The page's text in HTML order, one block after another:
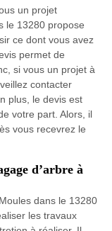
un projet
le 13280 propose
ce dont vous avez
permet de
si vous un projet à
contacter
plus, le devis est
votre part. Alors, il
vous recevrez le
d’arbre à
dans le 13280
les travaux